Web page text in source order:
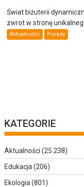
Świat biżuterii
zwrot w stronę
Aktualności Porady
KATEGORIE
Aktualności (25 238)
Edukacja (206)
Ekologia (801)